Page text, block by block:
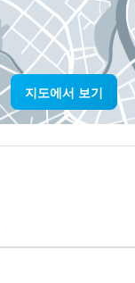
지도에서 보기